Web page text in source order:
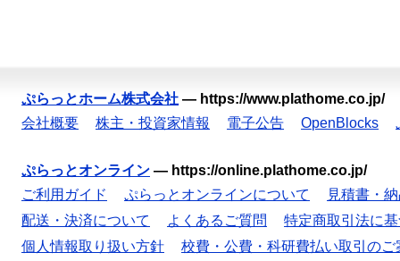
ぷらっとホーム株式会社 — https://www.plathome.co.jp/
会社概要
株主・投資家情報 電子公告 OpenBlocks
ぷらっとオンライン — https://online.plathome.co.jp/
ご利用ガイド
ぷらっとオンラインについて
見積書・
配送・決済について
よくあるご質問
特定商取引法に
個人情報取り扱い方針
校費・公費・科研費払い取引のご